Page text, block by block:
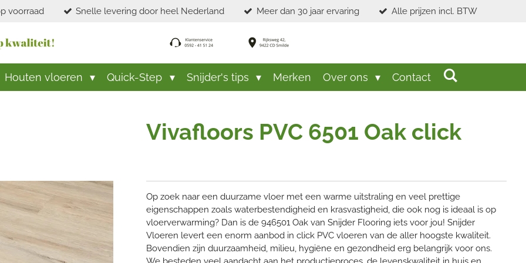
voorraad Snelle levering door heel Nederland Meer dan 30 jaar ervaring Alle prijzen incl. BTW
Houten vloeren Quick-Step Snijder's tips Merken Over ons Contact
Vivafloors PVC 6501 Oak click
Op zoek naar een duurzame vloer met een warme uitstraling en veel prettige
eigenschappen zoals waterbestendigheid en krasvastigheid, die ook nog is ideaal is op
vloerverwarming? Dan is de 946501 Oak van Snijder Flooring iets voor jou! Snijder
Vloeren levert een enorm aanbod in click PVC vloeren van de aller hoogste kwaliteit.
Bovendien zijn duurzaamheid, milieu, hygiëne en gezondheid erg belangrijk voor ons.